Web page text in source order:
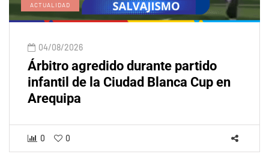
ACTUALIDAD
04/08/2026
Árbitro agredido durante partido
infantil de la Ciudad Blanca Cup en
Arequipa
0 0